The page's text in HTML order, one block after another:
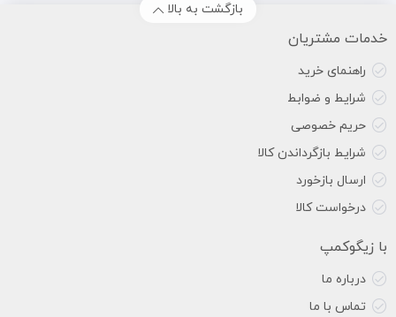
بازگشت به بالا
خدمات مشتریان
راهنمای خرید
شرایط و ضوابط
حریم خصوصی
شرایط بازگرداندن کالا
ارسال بازخورد
درخواست کالا
با زیگوکمپ
درباره ما
تماس با ما